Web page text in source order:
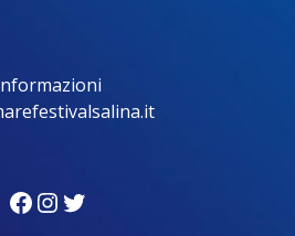
Facebook InstagramTwitter